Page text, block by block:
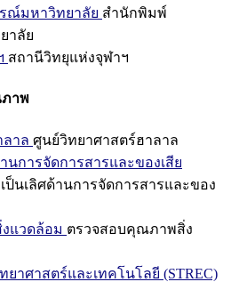
ณ์มหาวิทยาลัย สำนักพิมพ์
าลัย
สถานีวิทยุแห่งจุฬาฯ
าพ
ลาล ศูนย์วิทยาศาสตร์ฮาลาล
นการจัดการสารและของเสีย
ป็นเลิศด้านการจัดการสารและของ
แวดล้อม ตรวจสอบคุณภาพสิ่ง
ยาศาสตร์และเทคโนโลยี (STREC)